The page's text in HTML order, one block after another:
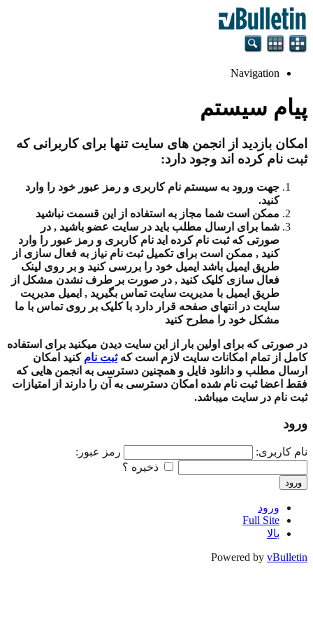
Navigation
پیام سیستم
امکان بازدید از انجمن های سایت تنها برای کاربرانی که
ثبت نام کرده اند وجود دارد:
جهت ورود به سیستم نام کاربری و رمز عبور خود را وارد
کنید.
ممکن است شما مجاز به استفاده از این قسمت نباشید
شما برای ارسال مطلب باید در سایت عضو باشید , در
صورتی که ثبت نام کرده اید نام کاربری و رمز عبور را وارد
کنید , ممکن است برای تکمیل ثبت نام نیاز به فعال سازی از
طریق ایمیل باشد ایمیل خود را بررسی کنید و بر روی لینک
فعال سازی کلیک کنید , در صورت بر طرف نشدن مشکل از
طریق ایمیل با مدیریت سایت تماس بگیرید , ایمیل مدیریت
سایت در انتهای صفحه قرار دارد با کلیک بر روی تماس با ما
مشکل خود را مطرح کنید
در صورتی که برای اولین بار از این سایت دیدن میکنید برای استفاده
کامل از تمام امکانات سایت لازم است کهثبت نام کنید امکان
ارسال مطلب و دانلود فایل و همچنین دسترسی به انجمن هایی که
فقط اعضا ثبت نام شده امکان دسترسی به آن را دارند از امتیازات
ثبت نام در سایت میباشد.
ورود
نام کاربری:
رمز عبور:
ذخیره ؟
ورود
ورود
Full Site
بالا
Powered by vBulletin